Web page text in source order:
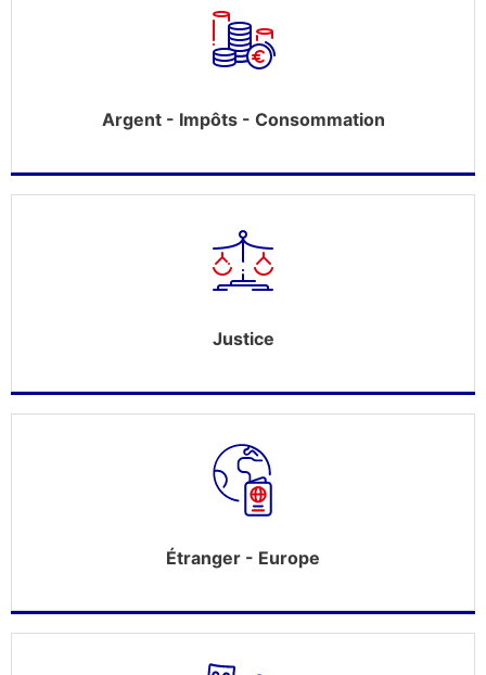
Argent - Impôts - Consommation
Justice
Étranger - Europe